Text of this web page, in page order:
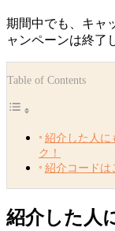
期間中でも、キャ
ャンペーンは終了
Table of Contents
紹介した人に
ク！
紹介コードは
紹介した人